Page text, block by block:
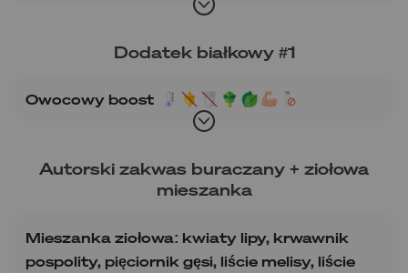
Dodatek białkowy #1
Owocowy boost
Autorski zakwas buraczany + ziołowa
mieszanka
Mieszanka ziołowa: kwiaty lipy, krwawnik
pospolity, pięciornik gęsi, liście melisy, liście